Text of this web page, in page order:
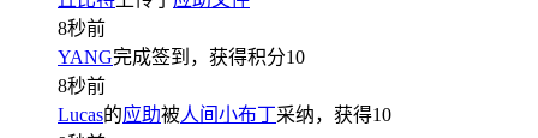
8秒前
YANG完成签到，获得积分10
8秒前
Lucas的应助被人间小布丁 采纳，获得10